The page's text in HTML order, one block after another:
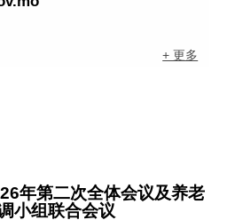
+ 更多
年第二次全体会议及养老
小组联合会议